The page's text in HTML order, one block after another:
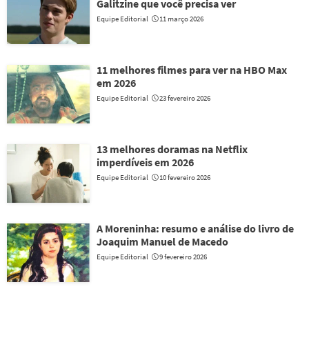
Galitzine que você precisa ver
Equipe Editorial 11 março 2026
11 melhores filmes para ver na HBO Max
em 2026
Equipe Editorial 23 fevereiro 2026
13 melhores doramas na Netflix
imperdíveis em 2026
Equipe Editorial 10 fevereiro 2026
A Moreninha: resumo e análise do livro de
Joaquim Manuel de Macedo
Equipe Editorial 9 fevereiro 2026